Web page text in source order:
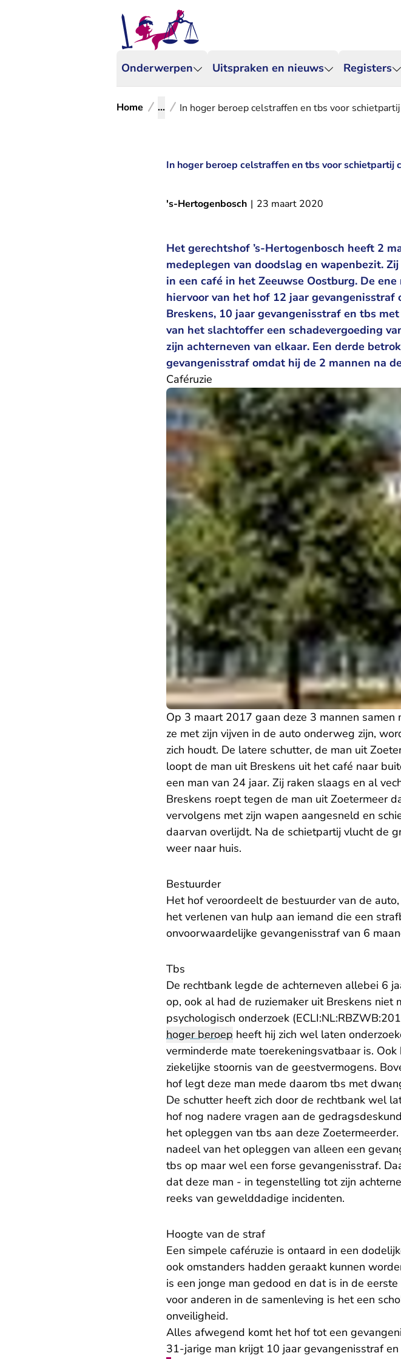
Onderwerpen Uitspraken en nieuws Registers
Home ... In hoger beroep celstraffen en tbs voor
In hoger beroep celstraffen en tbs voor schietpartij
's-Hertogenbosch | 23 maart 2020
Het gerechtshof ’s-Hertogenbosch heeft 2
medeplegen van doodslag en wapenbezit.
in een café in het Zeeuwse Oostburg. De
hiervoor van het hof 12 jaar
Breskens, 10 jaar gevangenisstraf en tbs
van het slachtoffer een schadevergoeding
zijn achterneven van elkaar. Een derde
gevangenisstraf omdat hij de 2 mannen na
Caféruzie
Op 3 maart 2017 gaan deze 3 mannen
ze met zijn vijven in de auto onderweg zijn,
zich houdt. De latere schutter, de man uit
loopt de man uit Breskens uit het café naar
een man van 24 jaar. Zij raken slaags en al
Breskens roept tegen de man uit Zoetermeer
vervolgens met zijn wapen aangesneld en
daarvan overlijdt. Na de schietpartij vlucht de
weer naar huis.
Bestuurder
Het hof veroordeelt de bestuurder van de
het verlenen van hulp aan iemand die een
onvoorwaardelijke gevangenisstraf van 6
Tbs
De rechtbank legde de achterneven allebei 6
op, ook al had de ruziemaker uit Breskens niet
psychologisch onderzoek (
hoger beroep heeft hij zich wel laten
verminderde mate toerekeningsvatbaar is.
ziekelijke stoornis van de geestvermogens.
hof legt deze man mede daarom tbs met
De schutter heeft zich door de rechtbank wel
hof nog nadere vragen aan de
het opleggen van tbs aan deze
nadeel van het opleggen van alleen een
tbs op maar wel een forse gevangenisstraf.
dat deze man - in tegenstelling tot zijn
reeks van gewelddadige incidenten.
Hoogte van de straf
Een simpele caféruzie is ontaard in een
ook omstanders hadden geraakt kunnen
is een jonge man gedood en dat is in de
voor anderen in de samenleving is het een
onveiligheid.
Alles afwegend komt het hof tot een
31-jarige man krijgt 10 jaar gevangenisstraf